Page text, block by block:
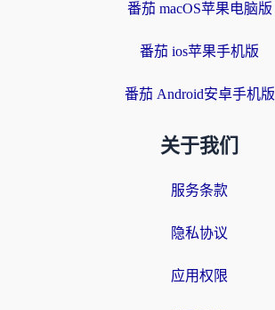
番茄 macOS苹果电脑版
番茄 ios苹果手机版
番茄 Android安卓手机版
关于我们
服务条款
隐私协议
应用权限